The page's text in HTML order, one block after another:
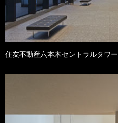
住友不動産六本木セントラルタワー